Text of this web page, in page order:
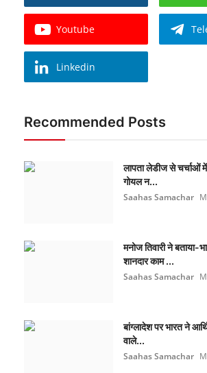
Youtube
Linkedin
Recommended Posts
लापता लेडीज से चर्चाओं
गोयल न...
Saahas Samachar
मनोज तिवारी ने बताया-
शानदार काम ...
Saahas Samachar
बांग्लादेश पर भारत ने
वाले...
Saahas Samachar